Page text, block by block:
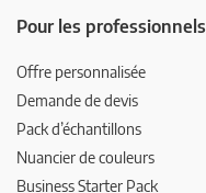
Pour les professionnels
Offre personnalisée
Demande de devis
Pack d’échantillons
Nuancier de couleurs
Business Starter Pack